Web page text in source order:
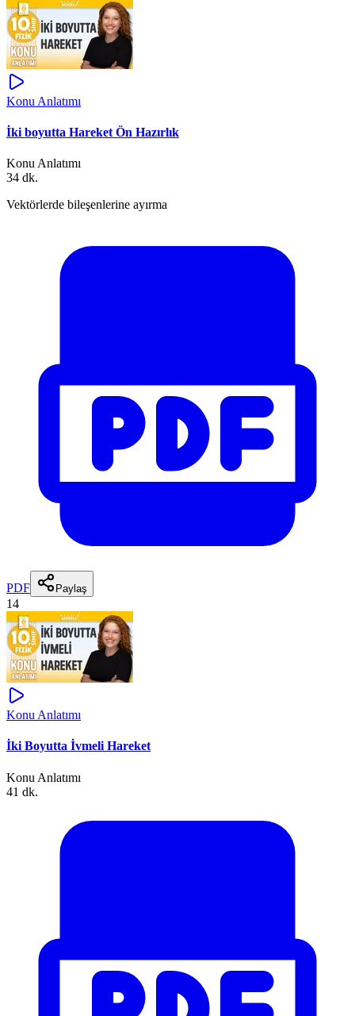
Konu Anlatımı
İki boyutta Hareket Ön Hazırlık
Konu Anlatımı
34 dk.
Vektörlerde bileşenlerine ayırma
PDF Paylaş
14
Konu Anlatımı
İki Boyutta İvmeli Hareket
Konu Anlatımı
41 dk.